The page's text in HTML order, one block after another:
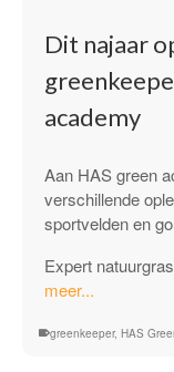
Dit najaar
academy
Aan HAS green
verschillende
sportvelden en
Expert
meer...
opleidingen
greenkeeper, HAS